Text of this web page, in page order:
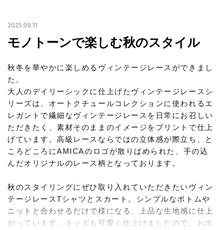
【ペプラム】トレンドシルエット
【ジュエリー】シルバーでクールに
パンツ
スカート
ジャケット
ニット
コート
ルームウェア・パジャマ
スニーカー
フラットシューズ
レインシューズ
ブーツ
トートバッグ
ハンドバッグ
財布・小物
ボディバッグ・ウェストポーチ
クラッチバッグ
ボストンバッグ
ストール・マフラー・ケープ
ヘアアクセサリー
スマートフォンケース・タブレットケース
アイウェア
グローブ
すべてのアクセサリー
ネックレス
バングル・ブレスレット
リング
アンクレット
ランジェリー
インナー
スポーツ
ウェア
シューズ
水着・スイムウェア
CONTENTS
NEW IN BRAND
ログアウト
2025.09.11
モノトーンで楽しむ秋のスタイル
秋冬を華やかに楽しめるヴィンテージレースができまし
た。
大人のデイリーシックに仕上げたヴィンテージレースシ
リーズは、オートクチュールコレクションに使われるエ
レガントで繊細なヴィンテージレースを日常にお召しい
ただきたく、素材そのままのイメージをプリントで仕上
げています。高級レースならではの立体感が際立ち、と
ころどころにAMICAのロゴが散りばめられた、手の込
んだオリジナルのレース柄となっております。
秋のスタイリングにぜひ取り入れていただきたいヴィン
テージレースTシャツとスカート。シンプルなボトムや
ニットと合わせるだけで様になる、上品な生地感に仕上
がっています。キッズも可愛く仕上げましたので、お出